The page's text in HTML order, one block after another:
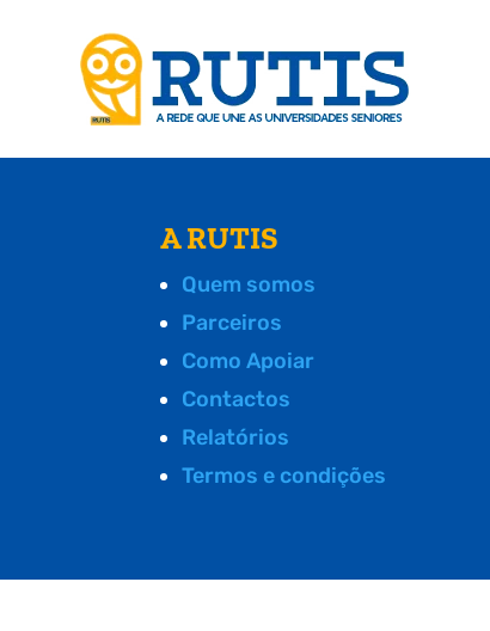
A RUTIS
Quem somos
Parceiros
Como Apoiar
Contactos
Relatórios
Termos e condições